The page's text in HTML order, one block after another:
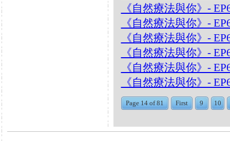
《自然療法與你》-
《自然療法與你》-
《自然療法與你》-
《自然療法與你》-
《自然療法與你》-
《自然療法與你》-
Page 14 of 81 First 9 10